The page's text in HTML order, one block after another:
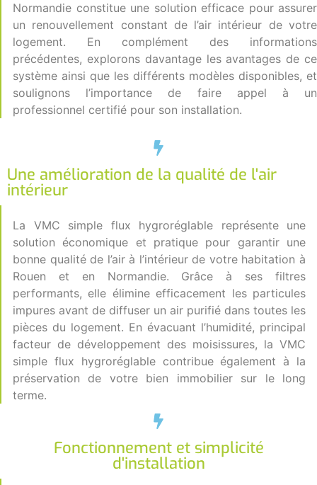
Normandie constitue une solution efficace pour assurer
un renouvellement constant de l’air intérieur de votre
logement. En complément des informations
précédentes, explorons davantage les avantages de ce
système ainsi que les différents modèles disponibles, et
soulignons l’importance de faire appel à un
professionnel certifié pour son installation.
Une amélioration de la qualité de l'air
intérieur
La VMC simple flux hygroréglable représente une
solution économique et pratique pour garantir une
bonne qualité de l’air à l’intérieur de votre habitation à
Rouen et en Normandie. Grâce à ses filtres
performants, elle élimine efficacement les particules
impures avant de diffuser un air purifié dans toutes les
pièces du logement. En évacuant l’humidité, principal
facteur de développement des moisissures, la VMC
simple flux hygroréglable contribue également à la
préservation de votre bien immobilier sur le long
terme.
Fonctionnement et simplicité
d'installation